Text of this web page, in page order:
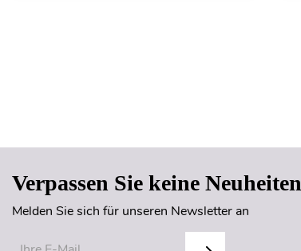
Verpassen Sie keine Neuheiten
Melden Sie sich für unseren Newsletter an